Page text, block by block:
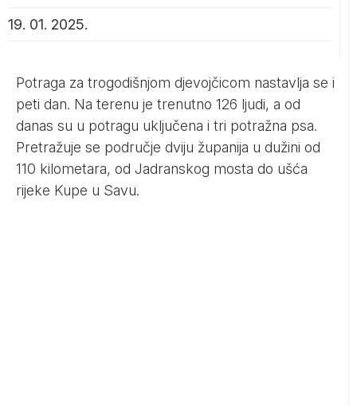
19. 01. 2025.
Potraga za trogodišnjom djevojčicom nastavlja se i
peti dan. Na terenu je trenutno 126 ljudi, a od
danas su u potragu uključena i tri potražna psa.
Pretražuje se područje dviju županija u dužini od
110 kilometara, od Jadranskog mosta do ušća
rijeke Kupe u Savu.